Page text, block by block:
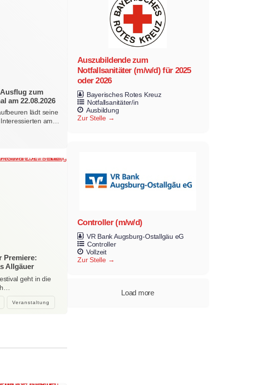
zum
am 22.08.2026
lädt seine
am…
Veranstaltung
Premiere:
Allgäuer
geht in die
Auszubildende zum
Notfallsanitäter (m/w/d) für 2025
oder 2026
Bayerisches Rotes Kreuz
Notfallsanitäter/in
Ausbildung
Zur Stelle
Controller (m/w/d)
VR Bank Augsburg-Ostallgäu eG
Controller
Vollzeit
Zur Stelle
Load more